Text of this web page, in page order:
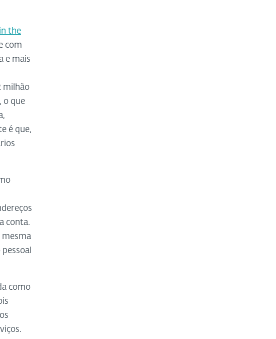
the
com
e mais
milhão
o que
é que,
conta.
mesma
como